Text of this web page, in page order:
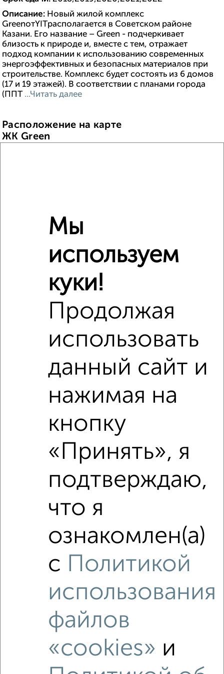
Описание: Новый жилой комплекс
GreenотYITрасполагается в Советском районе
Казани. Его название – Green - подчеркивает
близость к природе и, вместе с тем, отражает
подход компании к использованию современных
энергоэффективных и безопасных материалов при
строительстве. Комплекс будет состоять из 6 домов
(17 и 19 этажей). В соответствии с планами города
(ППТ ...Читать далее
Расположение на карте
ЖК Green
‹ 1 /7
ЖК Green
Отзывы ЖК Green
Мы
используем
куки!
Продолжая
использовать
данный сайт и
нажимая на
кнопку
«Принять», я
подтверждаю,
что я
ознакомлен(а)
с Политикой
использования
файлов
«cookies» и